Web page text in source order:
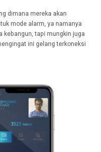
dimana mereka akan
mode alarm, ya namanya
kebangun, tapi mungkin juga
ini gelang terkoneksi